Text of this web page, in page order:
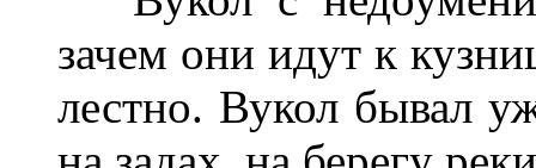
зачем они идут к
лестно. Вукол бывал